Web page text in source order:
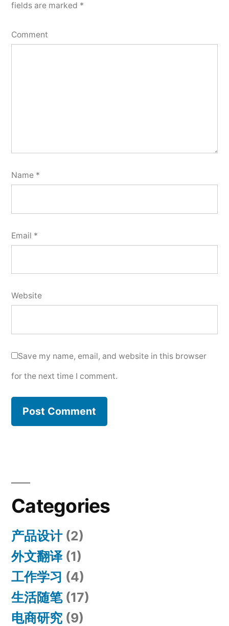
fields are marked *
Comment
Name *
Email *
Website
Save my name, email, and website in this browser
for the next time I comment.
Categories
产品设计(2)
外文翻译(1)
工作学习 (4)
生活随笔(17)
电商研究 (9)